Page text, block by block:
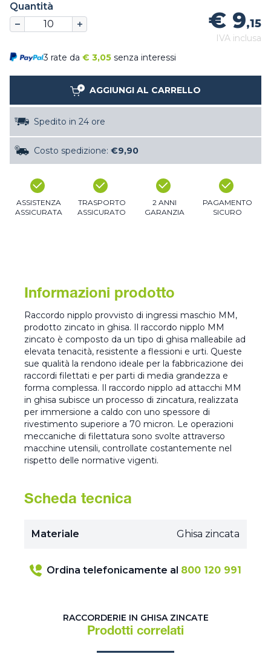
Quantità
€ 9,15
IVA inclusa
3 rate da € 3,05 senza interessi
AGGIUNGI AL CARRELLO
Spedito in 24 ore
Costo spedizione: €9,90
ASSISTENZA
ASSICURATA
TRASPORTO
ASSICURATO
2 ANNI
GARANZIA
PAGAMENTO
SICURO
Informazioni prodotto
Raccordo nipplo provvisto di ingressi maschio MM,
prodotto zincato in ghisa. Il raccordo nipplo MM
zincato è composto da un tipo di ghisa malleabile ad
elevata tenacità, resistente a flessioni e urti. Queste
sue qualità la rendono ideale per la fabbricazione dei
raccordi filettati e per parti di media grandezza e
forma complessa. Il raccordo nipplo ad attacchi MM
in ghisa subisce un processo di zincatura, realizzata
per immersione a caldo con uno spessore di
rivestimento superiore a 70 micron. Le operazioni
meccaniche di filettatura sono svolte attraverso
macchine utensili, controllate costantemente nel
rispetto delle normative vigenti.
Scheda tecnica
Materiale Ghisa zincata
Ordina telefonicamente al 800 120 991
RACCORDERIE IN GHISA ZINCATE
Prodotti correlati